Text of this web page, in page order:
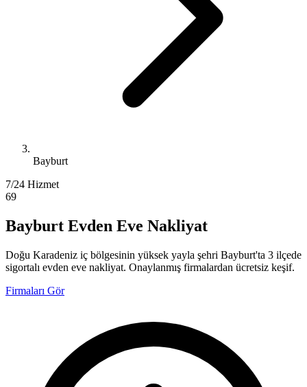
Bayburt
7/24 Hizmet
69
Bayburt Evden Eve Nakliyat
Doğu Karadeniz iç bölgesinin yüksek yayla şehri Bayburt'ta 3 ilçede
sigortalı evden eve nakliyat. Onaylanmış firmalardan ücretsiz keşif.
Firmaları Gör